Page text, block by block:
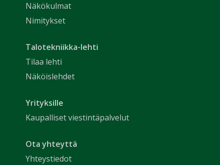
Näkökulmat
Nimitykset
Talotekniikka-lehti
Tilaa lehti
Näköislehdet
Yrityksille
Kaupalliset viestintäpalvelut
Ota yhteyttä
Yhteystiedot